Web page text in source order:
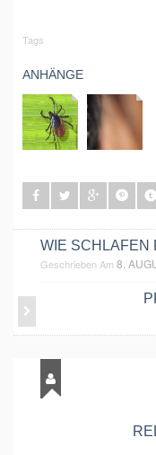
Tags
ANHÄNGE
WIE SCHLAFEN
Geschrieben Am 8.